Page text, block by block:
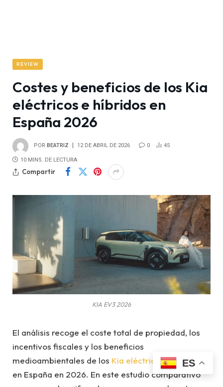
REVIEW
Costes y beneficios de los Kia
eléctricos e híbridos en
España 2026
POR BEATRIZ 12 DE ABRIL DE 2026 0 45
10 MINS. DE LECTURA
Compartir
KIA EV3 2026
El análisis recoge el coste total de propiedad, los
incentivos fiscales y los beneficios
medioambientales de los Kia eléctricose híbridos
en España en 2026. En este estudio comparativo
ES